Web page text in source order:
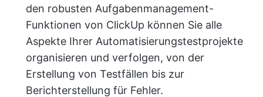
den robusten Aufgabenmanagement-
Funktionen von ClickUp können Sie alle
Aspekte Ihrer Automatisierungstestprojekte
organisieren und verfolgen, von der
Erstellung von Testfällen bis zur
Berichterstellung für Fehler.